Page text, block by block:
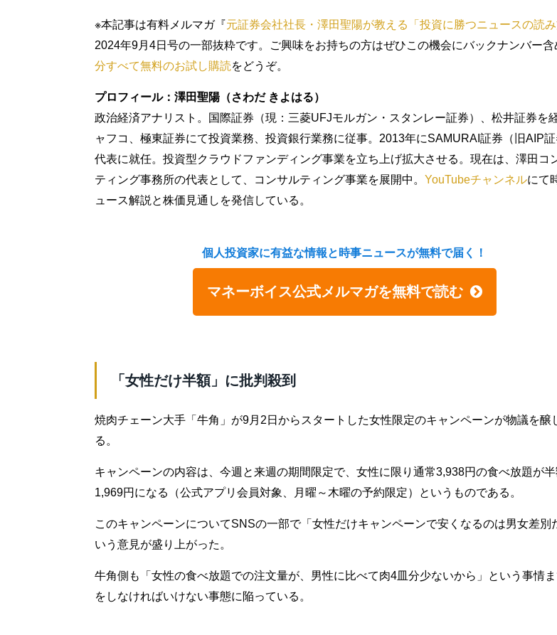
※本記事は有料メルマガ『元証券会社社長・澤田聖陽が教える「投資に勝つニュースの読み
2024年9月4日号の一部抜粋です。ご興味をお持ちの方はぜひこの機会にバックナンバー含
分すべて無料のお試し購読をどうぞ。
プロフィール：澤田聖陽（さわだ きよはる）
政治経済アナリスト。国際証券（現：三菱UFJモルガン・スタンレー証券）、松井証券を
ャフコ、極東証券にて投資業務、投資銀行業務に従事。2013年にSAMURAI証券（旧AIP
代表に就任。投資型クラウドファンディング事業を立ち上げ拡大させる。現在は、澤田コ
ティング事務所の代表として、コンサルティング事業を展開中。 YouTubeチャンネルにて
ュース解説と株価見通しを発信している。
個人投資家に有益な情報と時事ニュースが無料で届く！
マネーボイス公式メルマガを無料で読む
「女性だけ半額」に批判殺到
焼肉チェーン大手「牛角」が9月2日からスタートした女性限定のキャンペーンが物議を醸
る。
キャンペーンの内容は、今週と来週の期間限定で、女性に限り通常3,938円の食べ放題が
1,969円になる（公式アプリ会員対象、月曜～木曜の予約限定）というものである。
このキャンペーンについてSNSの一部で「女性だけキャンペーンで安くなるのは男女差別
いう意見が盛り上がった。
牛角側も「女性の食べ放題での注文量が、男性に比べて肉4皿分少ないから」という事情
をしなければいけない事態に陥っている。